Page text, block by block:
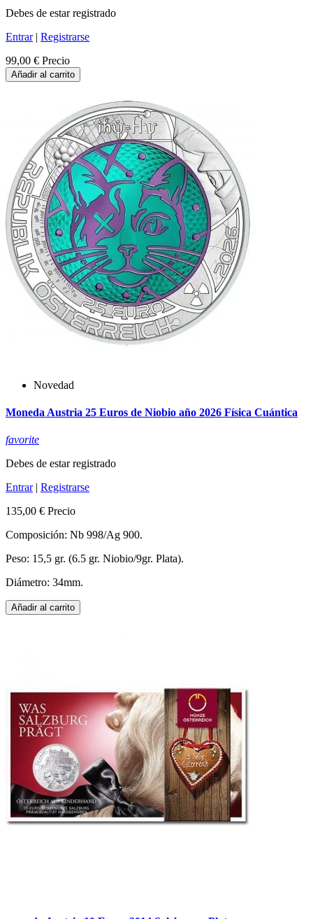
Debes de estar registrado
Entrar| Registrarse
99,00 € Precio
Añadir al carrito
Novedad
Moneda Austria 25 Euros de Niobio año 2026 Física Cuántica
favorite
Debes de estar registrado
Entrar| Registrarse
135,00 € Precio
Composición: Nb 998/Ag 900.
Peso: 15,5 gr. (6.5 gr. Niobio/9gr. Plata).
Diámetro: 34mm.
Añadir al carrito